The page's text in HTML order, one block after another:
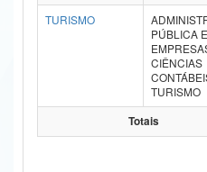
Ministério da Mulher, da Família e dos
Secretaria de Governo
TURISMO
PÚBLICA
CIÊNCIAS
TURISMO
Totais